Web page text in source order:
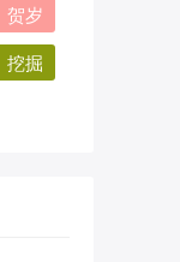
贺岁
挖掘